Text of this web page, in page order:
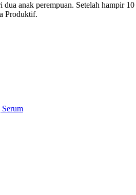
anak perempuan. Setelah hampir
Produktif.